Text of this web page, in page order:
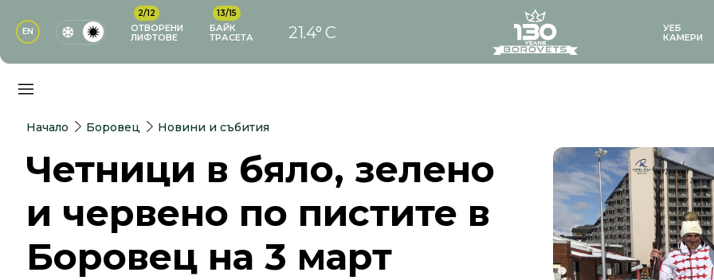
EN
2/12
ОТВОРЕНИ
ЛИФТОВЕ
13/15
БАЙК
ТРАСЕТА
21.4° C
УЕБ
КАМЕРИ
Начало Боровец Новини и събития
Четници в бяло, зелено
и червено по пистите в
Боровец на 3 март